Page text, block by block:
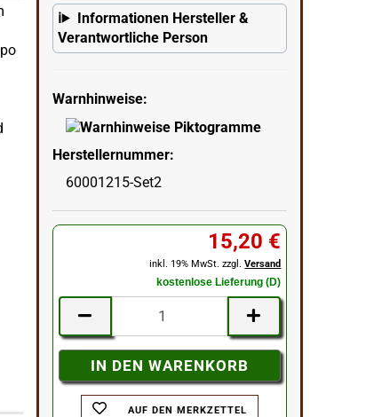
Informationen Hersteller &
Verantwortliche Person
Warnhinweise:
Herstellernummer:
60001215-Set2
15,20 €
inkl. 19% MwSt. zzgl.Versand
kostenlose Lieferung (D)
AUF DEN MERKZETTEL